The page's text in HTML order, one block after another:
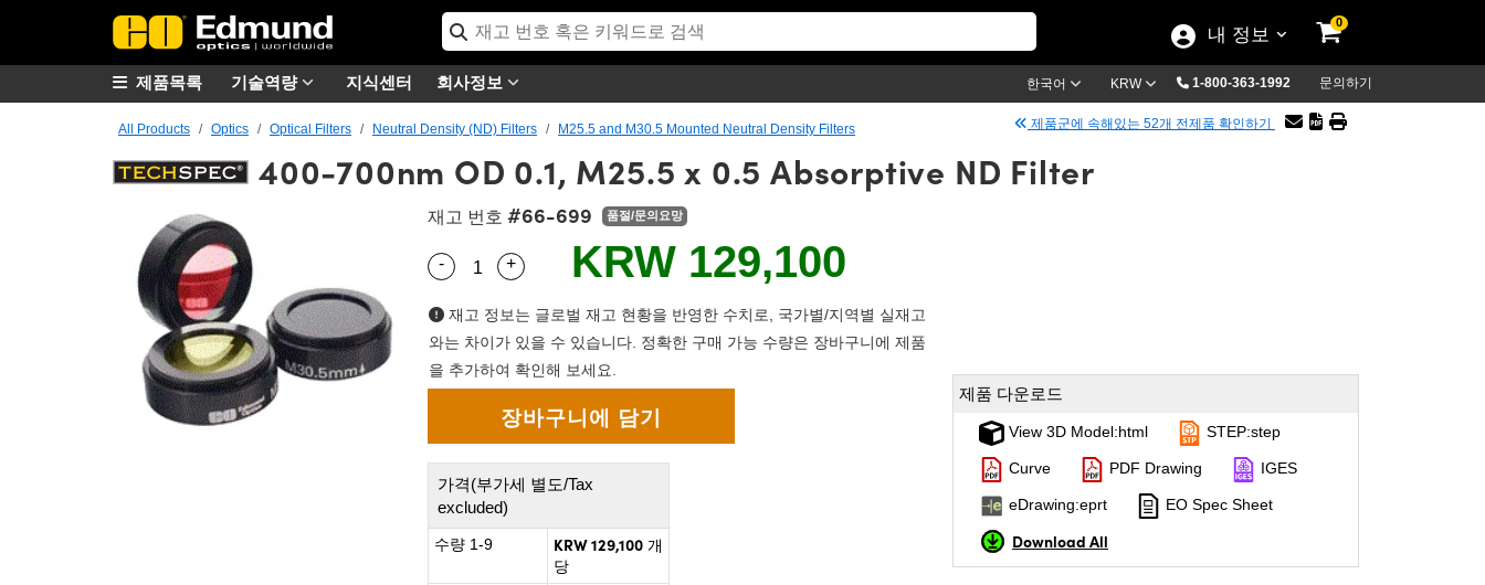
내 정보
0
기술역량 지식센터 회사정보 한국어 KRW 1-800-363-1992 문의하기
제품목록
All Products Optics Optical Filters Neutral Density (ND) Filters M25.5 and M30.5 Mounted Neutral Density Filters 제품군에 속해있는 52개 전제품 확인하기
400-700nm OD 0.1, M25.5 x 0.5 Absorptive ND Filter
재고 번호 #66-699 품절/문의요망
Quantity Selector
- Use the plus and minus buttons to adjust the quantity.
+ KRW 129,100
재고 정보는 글로벌 재고 현황을 반영한 수치로, 국가별/지역별 실재고
와는 차이가 있을 수 있습니다. 정확한 구매 가능 수량은 장바구니에 제품
을 추가하여 확인해 보세요.
가격(부가세 별도/Tax
excluded)
수량 1-9 KRW 129,100 개
당
제품 다운로드
View 3D Model:html STEP:step
Curve PDF Drawing IGES
eDrawing:eprt EO Spec Sheet
Download All